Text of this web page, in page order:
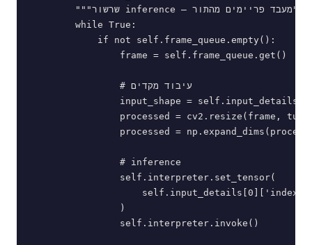
        """שרשור inference — מעבד פריימים מהתור"""
        while True:
            if not self.frame_queue.empty():
                frame = self.frame_queue.get()
                # עיבוד מקדים
input_shape =
processed = cv2.resize(frame,
processed =
                # inference
                self.interpreter.set_tensor(
                )
                self.interpreter.invoke()